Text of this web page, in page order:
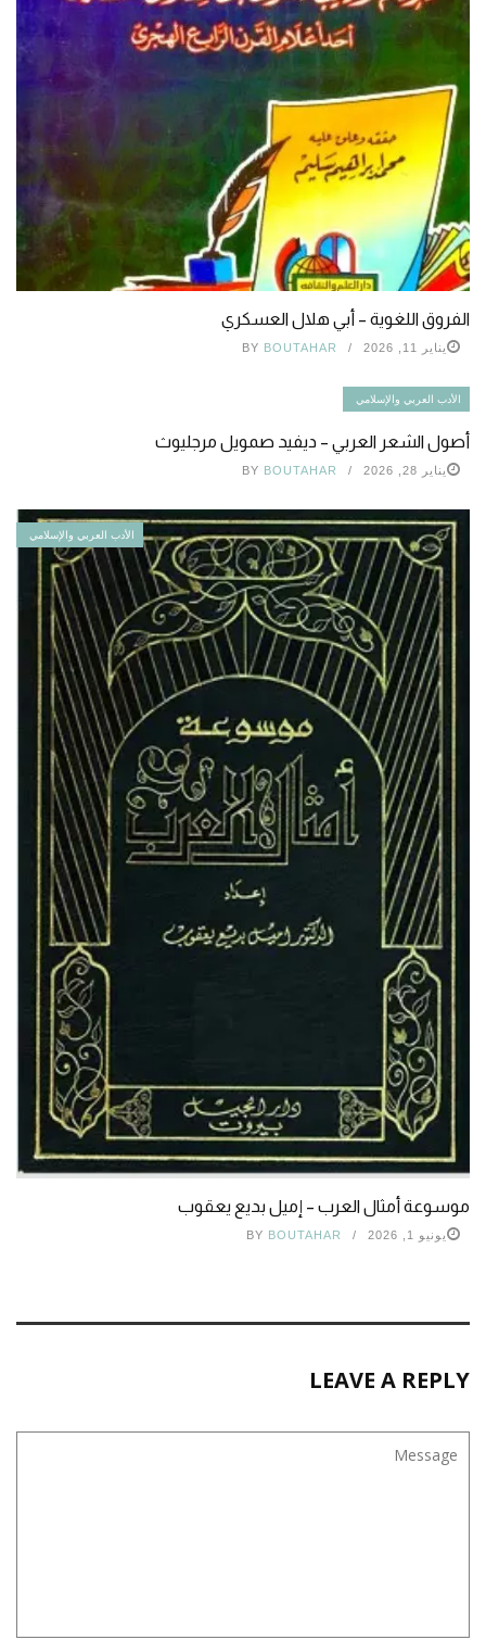
الفروق اللغوية – أبي هلال العسكري
يناير 11, 2026 BY BOUTAHAR
الأدب العربي والإسلامي
أصول الشعر العربي – ديفيد صمويل مرجليوث
يناير 28, 2026 BY BOUTAHAR
الأدب العربي والإسلامي
موسوعة أمثال العرب – إميل بديع يعقوب
يونيو 1, 2026 BY BOUTAHAR
LEAVE A REPLY